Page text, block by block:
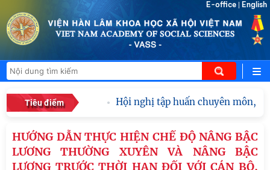
E-office English
Tiêu điểm Hội nghị tập huấn chuyên môn,
HƯỚNG DẪN THỰC HIỆN CHẾ ĐỘ NÂNG BẬC
LƯƠNG THƯỜNG XUYÊN VÀ NÂNG BẬC
LƯƠNG TRƯỚC THỜI HẠN ĐỐI VỚI CÁN BỘ,